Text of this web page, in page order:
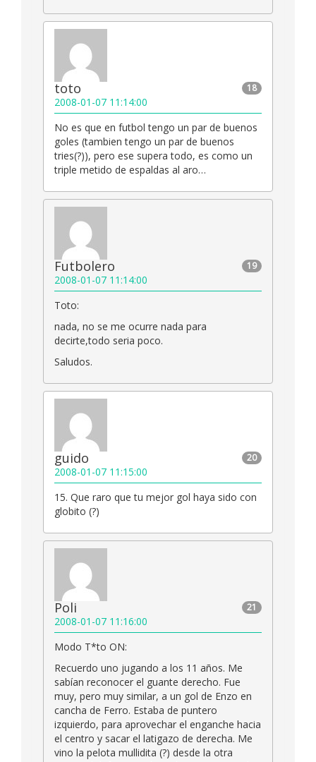
18
toto
2008-01-07 11:14:00
No es que en futbol tengo un par de buenos
goles (tambien tengo un par de buenos
tries(?)), pero ese supera todo, es como un
triple metido de espaldas al aro…
19
Futbolero
2008-01-07 11:14:00
Toto:
nada, no se me ocurre nada para
decirte,todo seria poco.
Saludos.
20
guido
2008-01-07 11:15:00
15. Que raro que tu mejor gol haya sido con
globito (?)
21
Poli
2008-01-07 11:16:00
Modo T*to ON:
Recuerdo uno jugando a los 11 años. Me
sabían reconocer el guante derecho. Fue
muy, pero muy similar, a un gol de Enzo en
cancha de Ferro. Estaba de puntero
izquierdo, para aprovechar el enganche hacia
el centro y sacar el latigazo de derecha. Me
vino la pelota mullidita (?) desde la otra